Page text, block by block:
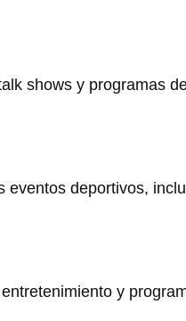
shows y programas
eventos deportivos,
y